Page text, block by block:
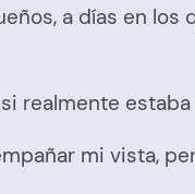
a días en
realmente
mi vista,